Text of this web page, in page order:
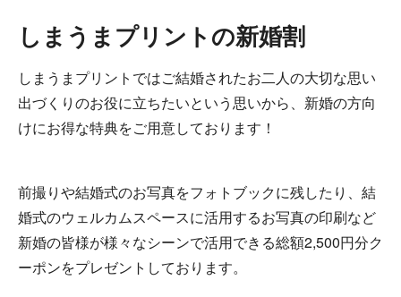
しまうまプリントの新婚割
しまうまプリントではご結婚されたお二人の大切な思い
出づくりのお役に立ちたいという思いから、新婚の方向
けにお得な特典をご用意しております！
前撮りや結婚式のお写真をフォトブックに残したり、結
婚式のウェルカムスペースに活用するお写真の印刷など
新婚の皆様が様々なシーンで活用できる総額2,500円分ク
ーポンをプレゼントしております。